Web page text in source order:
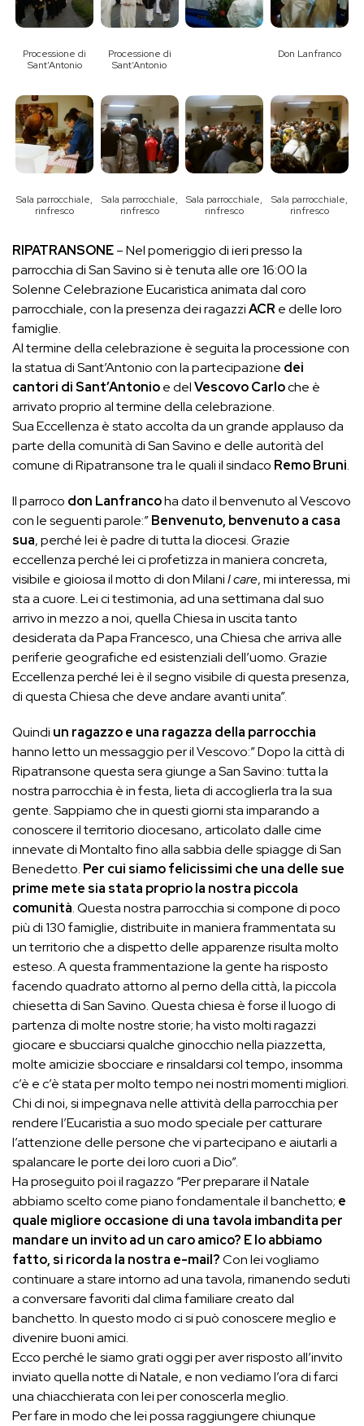
Processione di
Sant’Antonio
Processione di
Sant’Antonio
Don Lanfranco
Sala parrocchiale,
rinfresco
Sala parrocchiale,
rinfresco
Sala parrocchiale,
rinfresco
Sala parrocchiale,
rinfresco
RIPATRANSONE– Nel pomeriggio di ieri presso la
parrocchia di San Savino si è tenuta alle ore 16:00 la
Solenne Celebrazione Eucaristica animata dal coro
parrocchiale, con la presenza dei ragazziACR e delle loro
famiglie.
Al termine della celebrazione è seguita la processione con
la statua di Sant’Antonio con la partecipazione dei
cantori di Sant’Antonioe delVescovo Carloche è
arrivato proprio al termine della celebrazione.
Sua Eccellenza è stato accolta da un grande applauso da
parte della comunità di San Savino e delle autorità del
comune di Ripatransone tra le quali il sindaco Remo Bruni.
Il parroco don Lanfrancoha dato il benvenuto al Vescovo
con le seguenti parole:”Benvenuto, benvenuto a casa
sua, perché lei è padre di tutta la diocesi. Grazie
eccellenza perché lei ci profetizza in maniera concreta,
visibile e gioiosa il motto di don MilaniI care, mi interessa, mi
sta a cuore. Lei ci testimonia, ad una settimana dal suo
arrivo in mezzo a noi, quella Chiesa in uscita tanto
desiderata da Papa Francesco, una Chiesa che arriva alle
periferie geografiche ed esistenziali dell’uomo. Grazie
Eccellenza perché lei è il segno visibile di questa presenza,
di questa Chiesa che deve andare avanti unita”.
Quindi un ragazzo e una ragazza della parrocchia
hanno letto un messaggio per il Vescovo:” Dopo la città di
Ripatransone questa sera giunge a San Savino: tutta la
nostra parrocchia è in festa, lieta di accoglierla tra la sua
gente. Sappiamo che in questi giorni sta imparando a
conoscere il territorio diocesano, articolato dalle cime
innevate di Montalto fino alla sabbia delle spiagge di San
Benedetto. Per cui siamo felicissimi che una delle sue
prime mete sia stata proprio la nostra piccola
comunità. Questa nostra parrocchia si compone di poco
più di 130 famiglie, distribuite in maniera frammentata su
un territorio che a dispetto delle apparenze risulta molto
esteso. A questa frammentazione la gente ha risposto
facendo quadrato attorno al perno della città, la piccola
chiesetta di San Savino. Questa chiesa è forse il luogo di
partenza di molte nostre storie; ha visto molti ragazzi
giocare e sbucciarsi qualche ginocchio nella piazzetta,
molte amicizie sbocciare e rinsaldarsi col tempo, insomma
c’è e c’è stata per molto tempo nei nostri momenti migliori.
Chi di noi, si impegnava nelle attività della parrocchia per
rendere l’Eucaristia a suo modo speciale per catturare
l’attenzione delle persone che vi partecipano e aiutarli a
spalancare le porte dei loro cuori a Dio”.
Ha proseguito poi il ragazzo “Per preparare il Natale
abbiamo scelto come piano fondamentale il banchetto; e
quale migliore occasione di una tavola imbandita per
mandare un invito ad un caro amico? E lo abbiamo
fatto, si ricorda la nostra e-mail?Con lei vogliamo
continuare a stare intorno ad una tavola, rimanendo seduti
a conversare favoriti dal clima familiare creato dal
banchetto. In questo modo ci si può conoscere meglio e
divenire buoni amici.
Ecco perché le siamo grati oggi per aver risposto all’invito
inviato quella notte di Natale, e non vediamo l’ora di farci
una chiacchierata con lei per conoscerla meglio.
Per fare in modo che lei possa raggiungere chiunque